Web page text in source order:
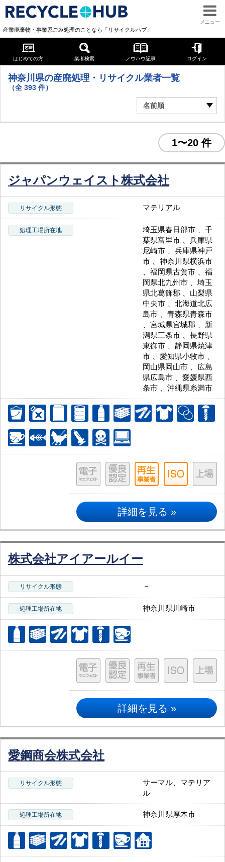
神奈川県
メニュー
産業廃棄物・事業系ごみ処理のことなら「リサイクルハブ」
はじめての方 業者検索 ノウハウ記事 ログイン
神奈川県の産廃処理・リサイクル業者一覧
（全 393 件）
1〜20 件
ジャパンウェイスト株式会社
リサイクル形態 マテリアル
処理工場所在地
埼玉県春日部市 、千
葉県富里市 、兵庫県
尼崎市 、兵庫県神戸
市 、神奈川県横浜市
、福岡県古賀市 、福
岡県北九州市 、埼玉
県北葛飾郡 、山梨県
中央市 、北海道北広
島市 、青森県青森市
、宮城県宮城郡 、新
潟県三条市 、長野県
東御市 、静岡県焼津
市 、愛知県小牧市 、
岡山県岡山市 、広島
県広島市 、愛媛県西
条市 、沖縄県糸満市
詳細を見る »
株式会社アイアールイー
リサイクル形態 －
処理工場所在地 神奈川県川崎市
詳細を見る »
愛鋼商会株式会社
リサイクル形態
サーマル、マテリア
ル
処理工場所在地 神奈川県厚木市